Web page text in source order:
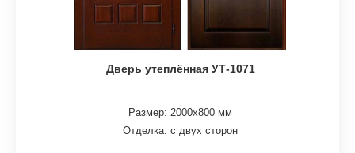
Дверь утеплённая УТ-1071
Размер: 2000х800 мм
Отделка: с двух сторон